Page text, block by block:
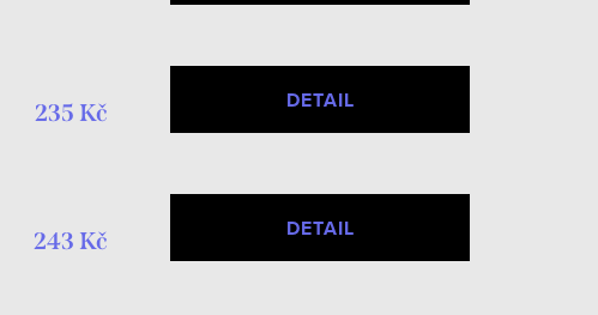
235 Kč DETAIL
243 Kč DETAIL